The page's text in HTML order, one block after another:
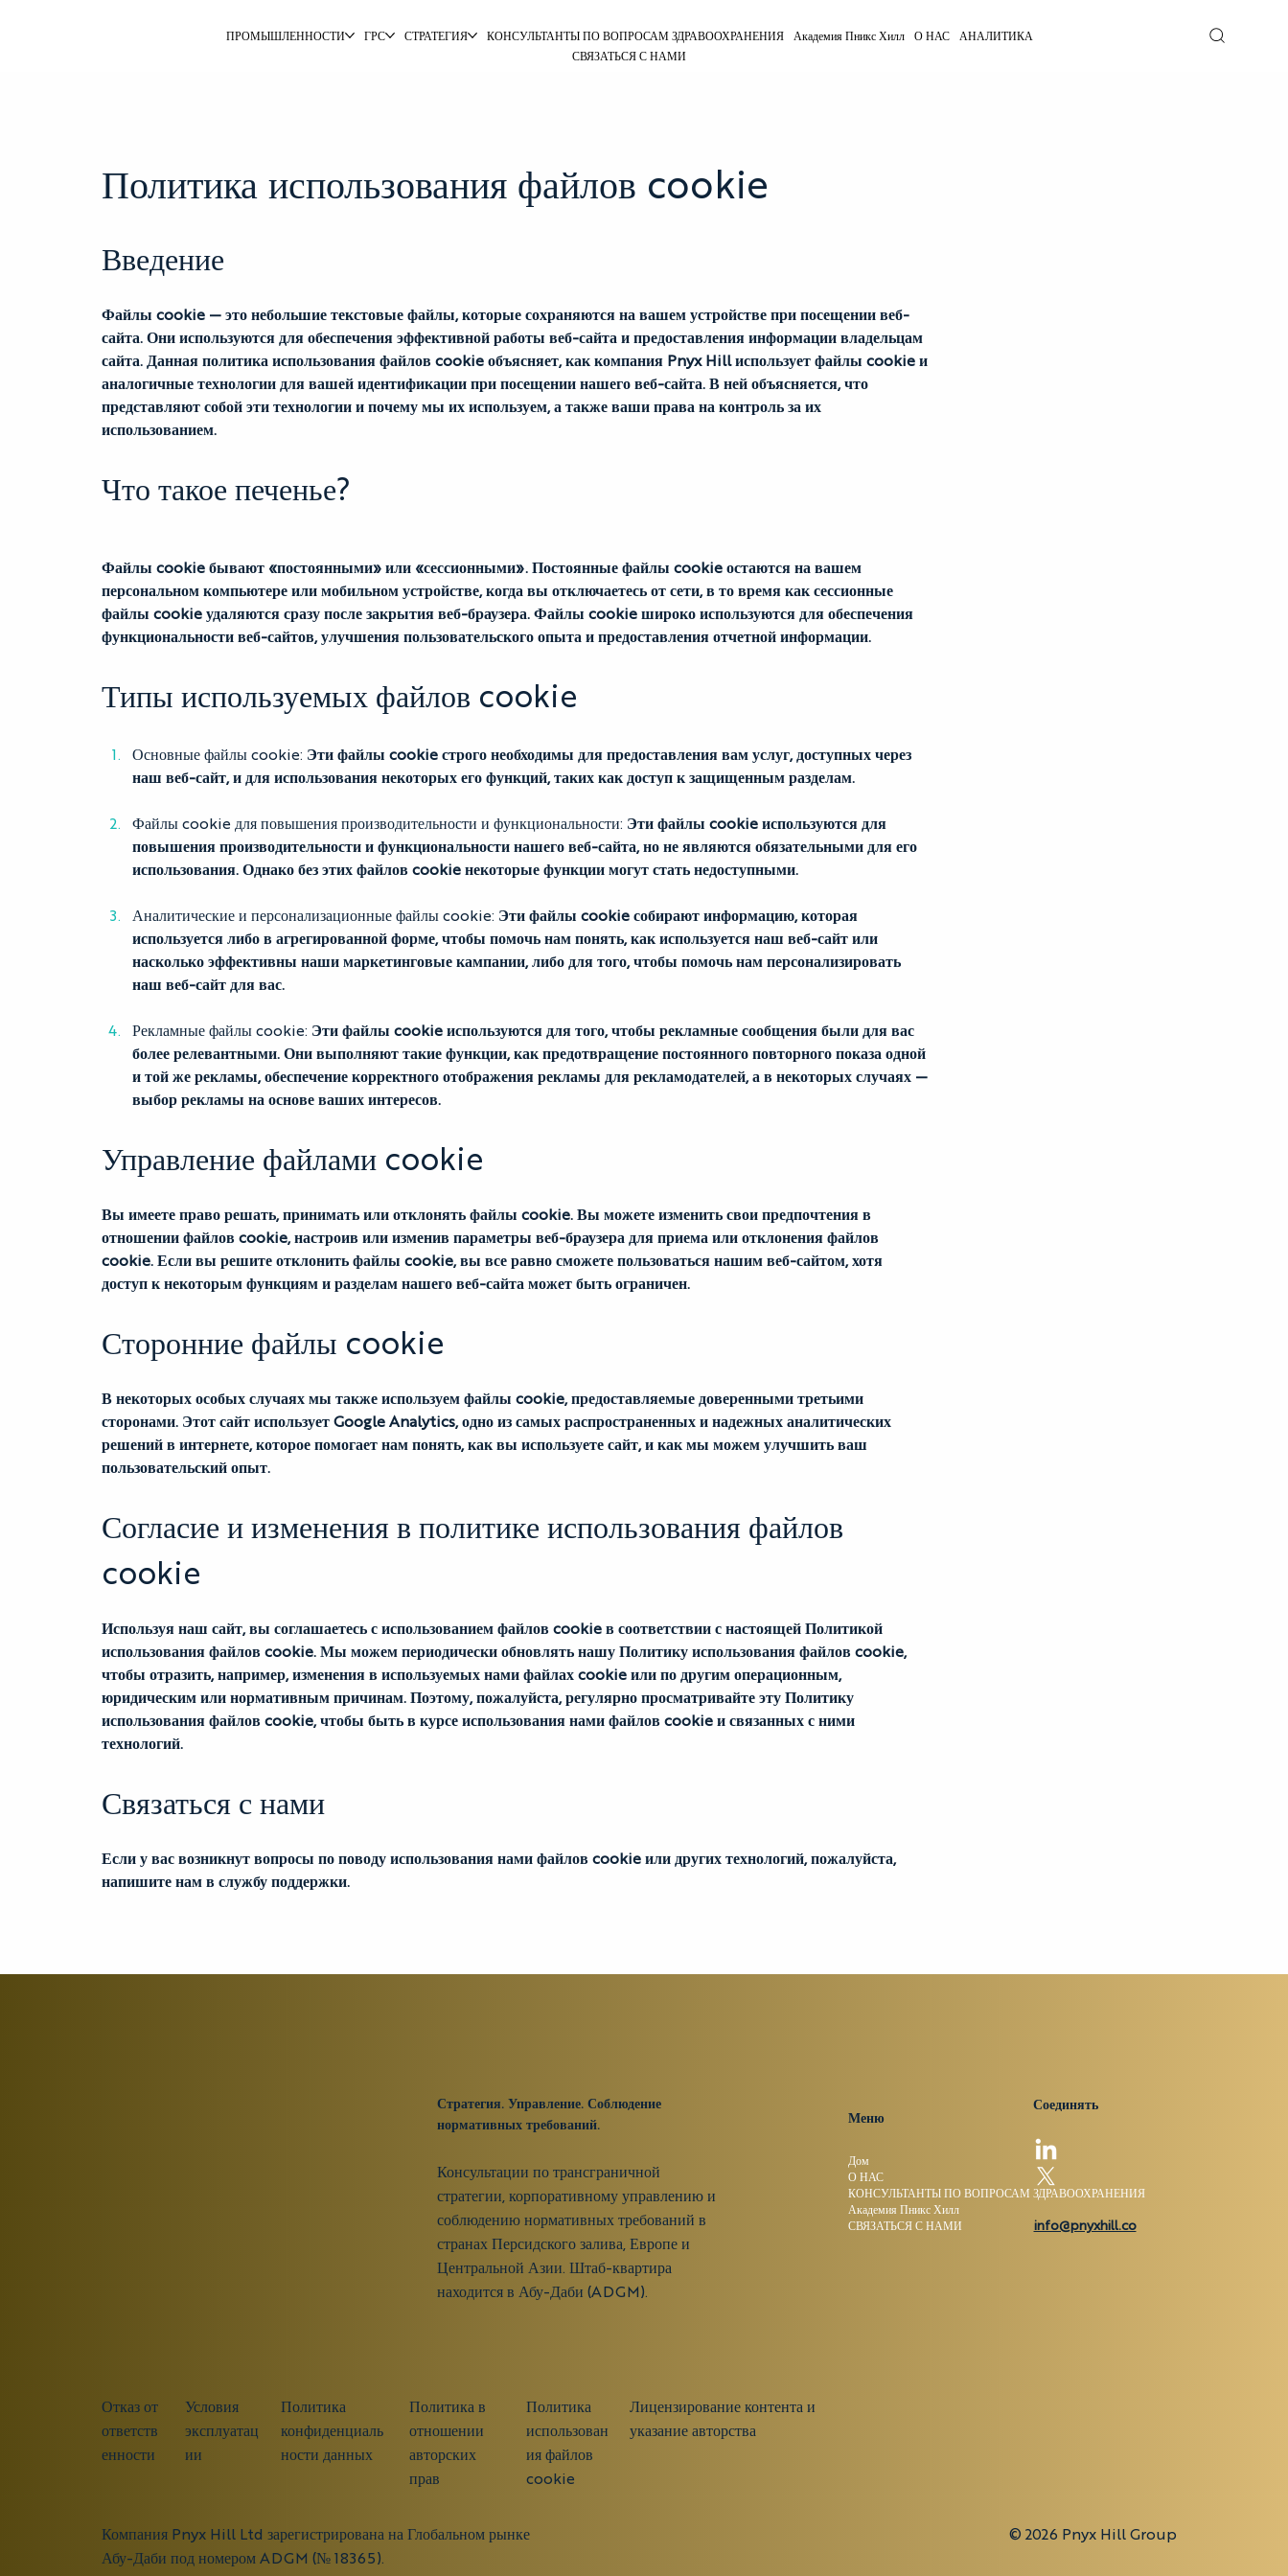
ПРОМЫШЛЕННОСТИ ГРС СТРАТЕГИЯ КОНСУЛЬТАНТЫ ПО ВОПРОСАМ ЗДРАВООХРАНЕНИЯ Академия Пникс Хилл О НАС
АНАЛИТИКА
СВЯЗАТЬСЯ С НАМИ
Политика использования файлов cookie
Введение
Файлы cookie — это небольшие текстовые файлы, которые сохраняются на вашем устройстве при посещении веб-
сайта. Они используются для обеспечения эффективной работы веб-сайта и предоставления информации владельцам
сайта. Данная политика использования файлов cookie объясняет, как компания Pnyx Hill использует файлы cookie и
аналогичные технологии для вашей идентификации при посещении нашего веб-сайта. В ней объясняется, что
представляют собой эти технологии и почему мы их используем, а также ваши права на контроль за их
использованием.
Что такое печенье?
Файлы cookie бывают «постоянными» или «сессионными». Постоянные файлы cookie остаются на вашем
персональном компьютере или мобильном устройстве, когда вы отключаетесь от сети, в то время как сессионные
файлы cookie удаляются сразу после закрытия веб-браузера. Файлы cookie широко используются для обеспечения
функциональности веб-сайтов, улучшения пользовательского опыта и предоставления отчетной информации.
Типы используемых файлов cookie
Основные файлы cookie: Эти файлы cookie строго необходимы для предоставления вам услуг, доступных через
наш веб-сайт, и для использования некоторых его функций, таких как доступ к защищенным разделам.
Файлы cookie для повышения производительности и функциональности: Эти файлы cookie используются для
повышения производительности и функциональности нашего веб-сайта, но не являются обязательными для его
использования. Однако без этих файлов cookie некоторые функции могут стать недоступными.
Аналитические и персонализационные файлы cookie: Эти файлы cookie собирают информацию, которая
используется либо в агрегированной форме, чтобы помочь нам понять, как используется наш веб-сайт или
насколько эффективны наши маркетинговые кампании, либо для того, чтобы помочь нам персонализировать
наш веб-сайт для вас.
Рекламные файлы cookie: Эти файлы cookie используются для того, чтобы рекламные сообщения были для вас
более релевантными. Они выполняют такие функции, как предотвращение постоянного повторного показа одной
и той же рекламы, обеспечение корректного отображения рекламы для рекламодателей, а в некоторых случаях —
выбор рекламы на основе ваших интересов.
Управление файлами cookie
Вы имеете право решать, принимать или отклонять файлы cookie. Вы можете изменить свои предпочтения в
отношении файлов cookie, настроив или изменив параметры веб-браузера для приема или отклонения файлов
cookie. Если вы решите отклонить файлы cookie, вы все равно сможете пользоваться нашим веб-сайтом, хотя
доступ к некоторым функциям и разделам нашего веб-сайта может быть ограничен.
Сторонние файлы cookie
В некоторых особых случаях мы также используем файлы cookie, предоставляемые доверенными третьими
сторонами. Этот сайт использует Google Analytics, одно из самых распространенных и надежных аналитических
решений в интернете, которое помогает нам понять, как вы используете сайт, и как мы можем улучшить ваш
пользовательский опыт.
Согласие и изменения в политике использования файлов
cookie
Используя наш сайт, вы соглашаетесь с использованием файлов cookie в соответствии с настоящей Политикой
использования файлов cookie. Мы можем периодически обновлять нашу Политику использования файлов cookie,
чтобы отразить, например, изменения в используемых нами файлах cookie или по другим операционным,
юридическим или нормативным причинам. Поэтому, пожалуйста, регулярно просматривайте эту Политику
использования файлов cookie, чтобы быть в курсе использования нами файлов cookie и связанных с ними
технологий.
Связаться с нами
Если у вас возникнут вопросы по поводу использования нами файлов cookie или других технологий, пожалуйста,
напишите нам в службу поддержки.
Стратегия. Управление. Соблюдение
нормативных требований.
Консультации по трансграничной
стратегии, корпоративному управлению и
соблюдению нормативных требований в
странах Персидского залива, Европе и
Центральной Азии. Штаб-квартира
находится в Абу-Даби (ADGM).
Меню
Дом
О НАС
КОНСУЛЬТАНТЫ ПО ВОПРОСАМ ЗДРАВООХРАНЕНИЯ
Академия Пникс Хилл
СВЯЗАТЬСЯ С НАМИ
Соединять
info@pnyxhill.co
Отказ от
ответств
енности
Условия
эксплуатац
ии
Политика
конфиденциаль
ности данных
Политика в
отношении
авторских
прав
Политика
использован
ия файлов
cookie
Лицензирование контента и
указание авторства
Компания Pnyx Hill Ltd зарегистрирована на Глобальном рынке
Абу-Даби под номером ADGM (№ 18365).
© 2026 Pnyx Hill Group